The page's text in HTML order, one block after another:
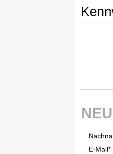
E-Mail*